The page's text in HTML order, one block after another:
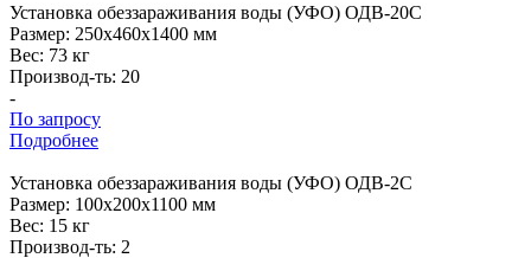
Установка обеззараживания воды (УФО) ОДВ-20С
Размер: 250x460x1400 мм
Вес: 73 кг
Производ-ть: 20
-
По запросу
Подробнее
Установка обеззараживания воды (УФО) ОДВ-2С
Размер: 100x200x1100 мм
Вес: 15 кг
Производ-ть: 2